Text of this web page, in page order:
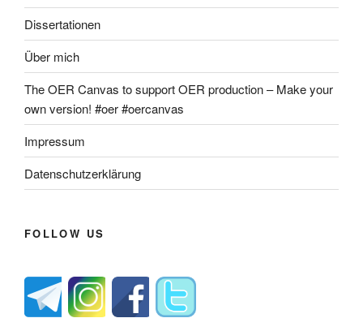
Dissertationen
Über mich
The OER Canvas to support OER production – Make your
own version! #oer #oercanvas
Impressum
Datenschutzerklärung
FOLLOW US